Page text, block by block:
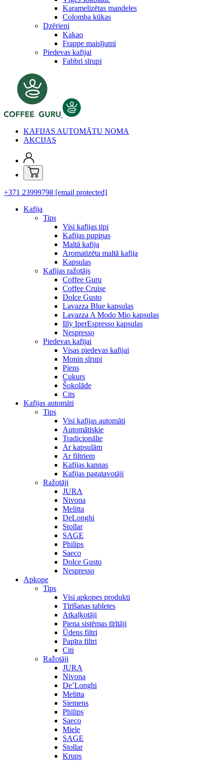
Karamelizētas mandeles
Colomba kūkas
Dzērieni
Kakao
Frappe maisījumi
Piedevas kafijai
Fabbri sīrupi
KAFIJAS AUTOMĀTU NOMA
AKCIJAS
+371 23999798 [email protected]
Kafija
Tips
Visi kafijas tipi
Kafijas pupiņas
Maltā kafija
Aromatizēta maltā kafija
Kapsulas
Kafijas ražotājs
Coffee Guru
Coffee Cruise
Dolce Gusto
Lavazza Blue kapsulas
Lavazza A Modo Mio kapsulas
Illy IperEspresso kapsulas
Nespresso
Piedevas kafijai
Visas piedevas kafijai
Monin sīrupi
Piens
Cukurs
Šokolāde
Cits
Kafijas automāti
Tips
Visi kafijas automāti
Automātiskie
Tradicionālie
Ar kapsulām
Ar filtriem
Kafijas kannas
Kafijas pagatavotāji
Ražotāji
JURA
Nivona
Melitta
DeLonghi
Stollar
SAGE
Philips
Saeco
Dolce Gusto
Nespresso
Apkope
Tips
Visi apkopes produkti
Tīrīšanas tabletes
Atkaļķotāji
Piena sistēmas tīrītāji
Ūdens filtri
Papīra filtri
Citi
Ražotāji
JURA
Nivona
De’Longhi
Melitta
Siemens
Philips
Saeco
Miele
SAGE
Stollar
Krups